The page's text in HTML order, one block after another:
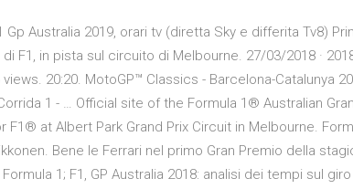
Gp Australia 2019, orari tv (diretta Sky e differita Tv8)
F1, in pista sul circuito di Melbourne. 27/03/2018 ·
views. 20:20. MotoGP™ Classics - Barcelona-Catalunya
1 - … Official site of the Formula 1® Australian
F1® at Albert Park Grand Prix Circuit in Melbourne.
Bene le Ferrari nel primo Gran Premio della
1; F1, GP Australia 2018: analisi dei tempi sul